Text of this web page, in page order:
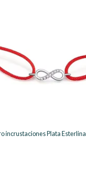
incrustaciones Plata Esterlina